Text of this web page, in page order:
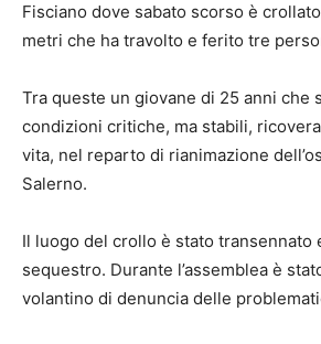
Fisciano dove sabato scorso è
metri che ha travolto e ferito tre
Tra queste un giovane di 25 anni che
condizioni critiche, ma stabili,
vita, nel reparto di rianimazione
Salerno.
Il luogo del crollo è stato transennato
sequestro. Durante l’assemblea è
volantino di denuncia delle